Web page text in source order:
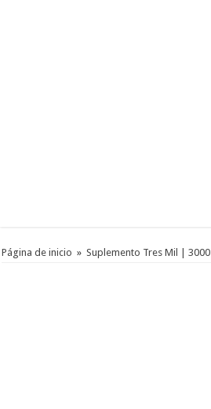
Página de inicio » Suplemento Tres Mil | 3000